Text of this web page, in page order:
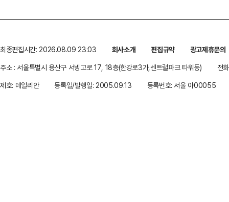
최종편집시간: 2026.08.09 23:03 회사소개 편집규약
광고제휴문의
주소 : 서울특별시 용산구 서빙고로 17, 18층(한강로3가,센트럴파크 타워동)
전
제호: 데일리안
등록일/발행일: 2005.09.13 등록번호: 서울 아00055